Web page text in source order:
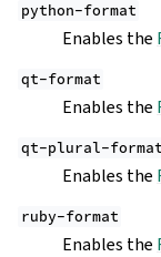
python-format
Enables the
qt-format
Enables the
qt-plural-format
Enables the
ruby-format
Enables the